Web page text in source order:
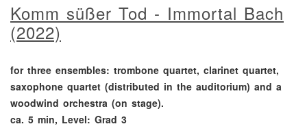
Komm süßer Tod - Immortal Bach
(2022)
for three ensembles: trombone quartet, clarinet quartet,
saxophone quartet (distributed in the auditorium) and a
woodwind orchestra (on stage).
ca. 5 min, Level: Grad 3